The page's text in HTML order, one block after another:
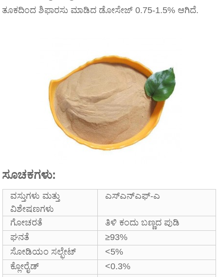
ತೂಕದಿಂದ ಶಿಫಾರಸು ಮಾಡಿದ ಡೋಸೇಜ್ 0.75-1.5% ಆಗಿದೆ.
ಸೂಚಕಗಳು:
ವಸ್ತುಗಳು ಮತ್ತು
ವಿಶೇಷಣಗಳು
ಎಸ್‌ಎನ್‌ಎಫ್-ಎ
ಗೋಚರತೆ
ತಿಳಿ ಕಂದು ಬಣ್ಣದ ಪುಡಿ
ಘನತೆ
≥93%
ಸೋಡಿಯಂ ಸಲ್ಫೇಟ್
<5%
ಕ್ಲೋರೈಡ್
<0.3%